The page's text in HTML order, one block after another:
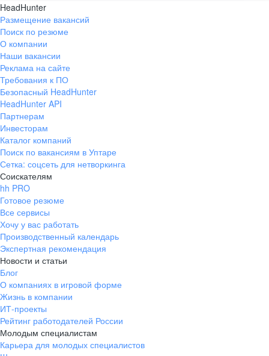
HeadHunter
Размещение вакансий
Поиск по резюме
О компании
Наши вакансии
Реклама на сайте
Требования к ПО
Безопасный HeadHunter
HeadHunter API
Партнерам
Инвесторам
Каталог компаний
Поиск по вакансиям в Уптаре
Сетка: соцсеть для нетворкинга
Соискателям
hh PRO
Готовое резюме
Все сервисы
Хочу у вас работать
Производственный календарь
Экспертная рекомендация
Новости и статьи
Блог
О компаниях в игровой форме
Жизнь в компании
ИТ-проекты
Рейтинг работодателей России
Молодым специалистам
Карьера для молодых специалистов